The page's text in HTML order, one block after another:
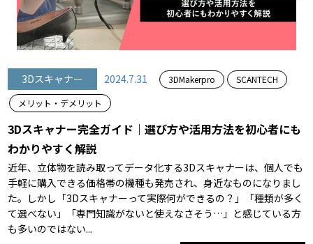
3Dスキャナー 2024.7.31 3DMakerpro SCANTECH
メリット・デメリット
3Dスキャナー完全ガイド｜選び方や活用方法を初心者にも
わかりやすく解説
近年、立体物を読み取ってデータ化する3Dスキャナーは、個人でも
手軽に購入できる価格帯の機種も発売され、身近なものになりまし
た。しかし「3Dスキャナーって実際何ができるの？」「種類が多く
て選べない」「専門知識がないと使えなさそう…」と感じている方
も多いのではない...